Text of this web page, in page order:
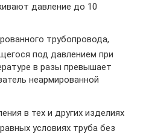
давление до 10
трубопровода,
под давлением при
в разы превышает
неармированной
в тех и других изделиях
условиях труба без